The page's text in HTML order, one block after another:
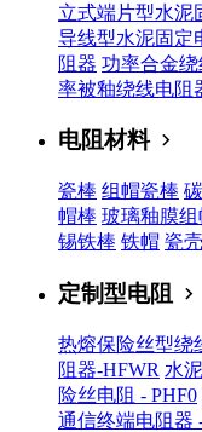
立式端片型水泥
导线型水泥固定
阻器 功率合金
率被釉绕线电阻
电阻材料
瓷棒 组帽瓷棒
帽棒 玻璃釉膜组
锡铁棒 铁帽 瓷壳
定制型电阻
热熔保险丝型绕
阻器-HFWR 水
险丝电阻 - PHF0
通信终端电阻器